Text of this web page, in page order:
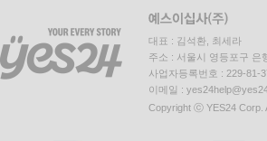
대표 : 김석환, 최세라
주소 : 서울시 영등포구 은
사업자등록번호 : 229-
이메일 :
Copyright ⓒ YES24 Corp.